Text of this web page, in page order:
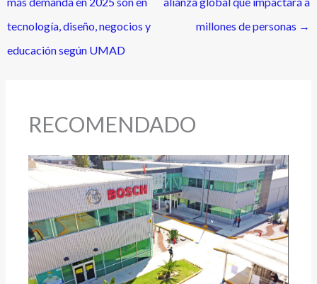
tecnología, diseño, negocios y
educación según UMAD
millones de personas →
RECOMENDADO